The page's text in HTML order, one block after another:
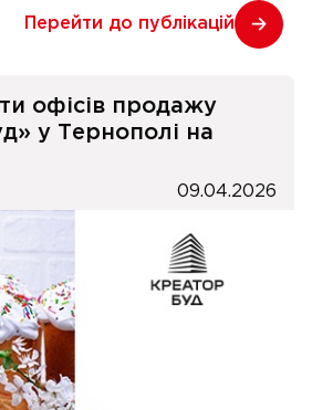
Перейти до публікацій
офісів продажу
у Тернополі на
09.04.2026